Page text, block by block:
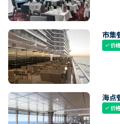
市集
check价
海点
check价